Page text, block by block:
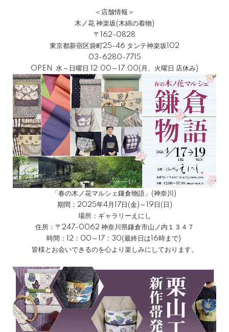
＜店舗情報＞
木ノ花 神楽坂(木綿の着物)
〒162-0828
東京都新宿区袋町25-46 タンテ神楽坂102
03-6280-7715
OPEN 水～日曜日 12:00～17:00(月、火曜日 店休み)
「春の木ノ花マルシェ鎌倉物語」(神奈川)
期間：2025年4月17日(金)～19日(日)
場所：ギャラリーえにし
住所：〒247-0062 神奈川県鎌倉市山ノ内１３４７
時間：12：00～17：30(最終日は16時まで)
皆様とお会いできるのを心より楽しみにしております。